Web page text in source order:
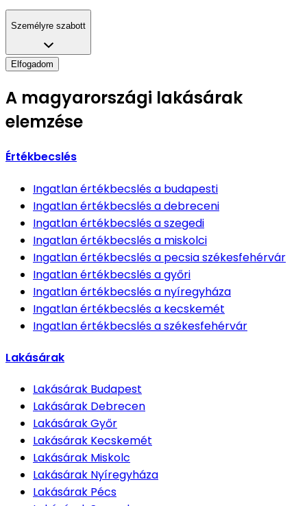
Személyre szabott
Elfogadom
A magyarországi lakásárak
elemzése
Értékbecslés
Ingatlan értékbecslésa budapesti
Ingatlan értékbecslésa debreceni
Ingatlan értékbecslésa szegedi
Ingatlan értékbecslésa miskolci
Ingatlan értékbecslésa pecsia székesfehérvár
Ingatlan értékbecslésa győri
Ingatlan értékbecslésa nyíregyháza
Ingatlan értékbecslésa kecskemét
Ingatlan értékbecslésa székesfehérvár
Lakásárak
Lakásárak Budapest
Lakásárak Debrecen
LakásárakGyőr
Lakásárak Kecskemét
Lakásárak Miskolc
Lakásárak Nyíregyháza
Lakásárak Pécs